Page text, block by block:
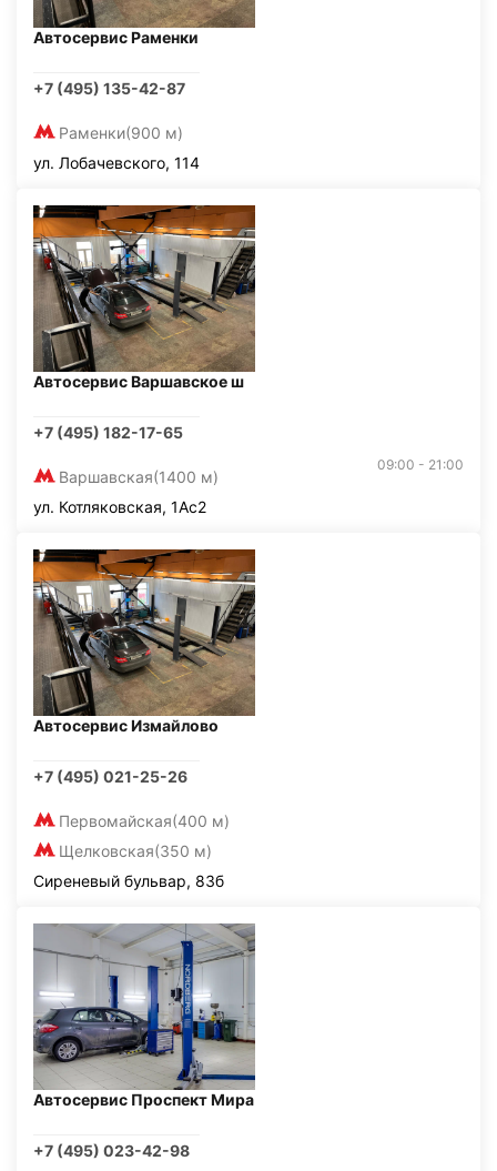
Автосервис Раменки
+7 (495) 135-42-87
Раменки(900 м)
ул. Лобачевского, 114
Автосервис Варшавское ш
+7 (495) 182-17-65
Варшавская(1400 м)
09:00 - 21:00
ул. Котляковская, 1Ас2
Автосервис Измайлово
+7 (495) 021-25-26
Первомайская(400 м)
Щелковская(350 м)
Сиреневый бульвар, 83б
Автосервис Проспект Мира
+7 (495) 023-42-98